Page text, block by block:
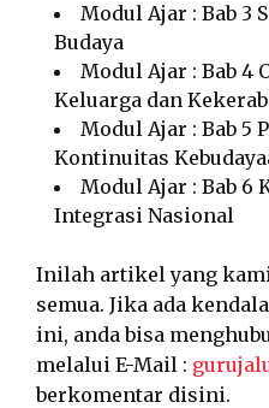
Modul Ajar : Bab 3
Budaya
Modul Ajar : Bab 4
Keluarga dan
Modul Ajar : Bab 5
Kontinuitas
Modul Ajar : Bab 6
Integrasi Nasional
Inilah artikel yang
semua. Jika ada
ini, anda bisa
melalui E-Mail :
berkomentar disini.